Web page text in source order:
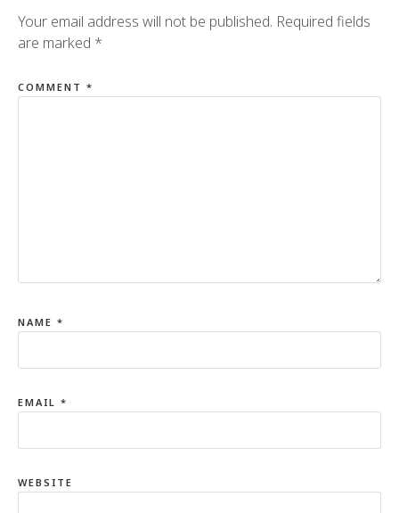
Your email address will not be published. Required fields
are marked *
COMMENT *
NAME *
EMAIL *
WEBSITE